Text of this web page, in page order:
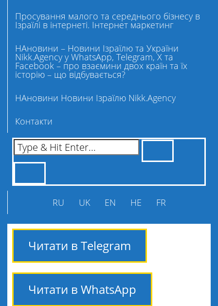
Просування малого та середнього бізнесу в
Ізраїлі в інтернеті. Інтернет маркетинг
НАновини – Новини Ізраїлю та України
Nikk.Agency у WhatsApp, Telegram, X та
Facebook – про взаємини двох країн та їх
історію – що відбувається?
НАновини Новини Ізраїлю Nikk.Agency
Контакти
RU UK EN HE FR
Читати в Telegram
Читати в WhatsApp